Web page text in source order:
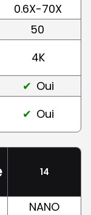
0.6X-70X
50
4K
Oui
Oui
14
NANO